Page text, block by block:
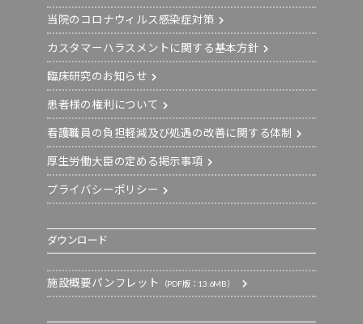
当院のコロナウィルス感染症対策
カスタマーハラスメントに関する基本方針
臨床研究のお知らせ
患者様の権利について
看護職員の負担軽減及び処遇の改善に関する体制
厚生労働大臣の定める掲示事項
プライバシーポリシー
ダウンロード
施設概要パンフレット （PDF版：13.6MB）